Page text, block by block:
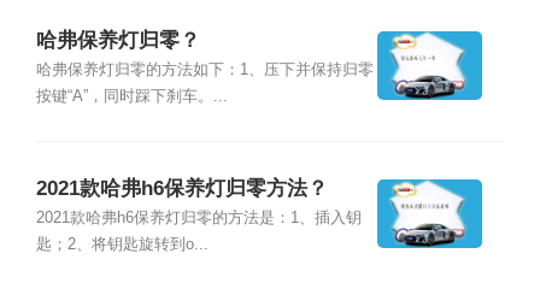
哈弗保养灯归零？
哈弗保养灯归零的方法如下：1、压下并保持归零
按键“A”，同时踩下刹车。...
2021款哈弗h6保养灯归零方法？
2021款哈弗h6保养灯归零的方法是：1、插入钥
匙；2、将钥匙旋转到o...